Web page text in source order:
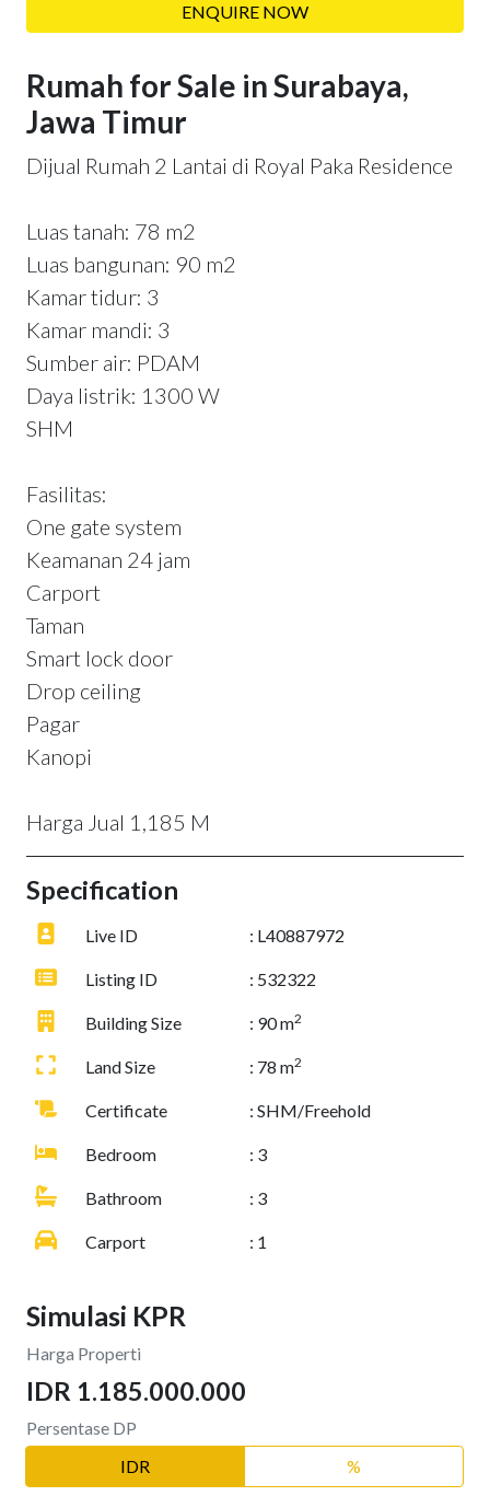
ENQUIRE NOW
Rumah for Sale in Surabaya,
Jawa Timur
Dijual Rumah 2 Lantai di Royal Paka Residence
Luas tanah: 78 m2
Luas bangunan: 90 m2
Kamar tidur: 3
Kamar mandi: 3
Sumber air: PDAM
Daya listrik: 1300 W
SHM
Fasilitas:
One gate system
Keamanan 24 jam
Carport
Taman
Smart lock door
Drop ceiling
Pagar
Kanopi
Harga Jual 1,185 M
Specification
Live ID : L40887972
Listing ID : 532322
Building Size : 90 m2
Land Size : 78 m2
Certificate : SHM/Freehold
Bedroom : 3
Bathroom : 3
Carport : 1
Simulasi KPR
Harga Properti
IDR 1.185.000.000
Persentase DP
IDR
%